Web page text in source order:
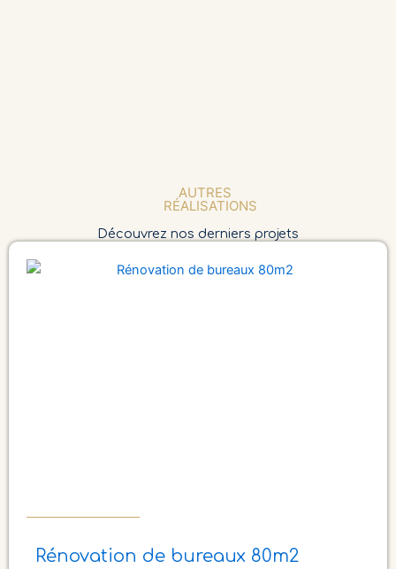
AUTRES
RÉALISATIONS
Découvrez nos derniers projets
Rénovation de bureaux 80m2